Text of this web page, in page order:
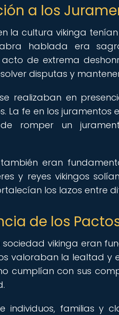
a los
la cultura vikinga
hablada era
de extrema
disputas y
realizaban en
La fe en los juramentos
de romper un
eran
y reyes vikingos
los lazos entre
de los
sociedad vikinga eran
valoraban la lealtad
cumplían con sus
individuos, familias y